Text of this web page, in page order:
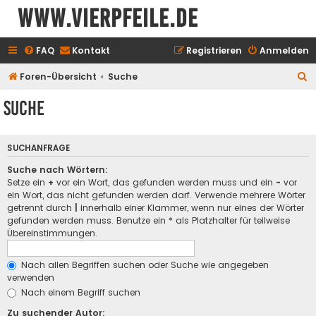
www.vierpfeile.de
FAQ Kontakt Anmelden
Registrieren
Foren-Übersicht Suche
Suche
SUCHANFRAGE
Suche nach Wörtern:
Setze ein + vor ein Wort, das gefunden werden muss und ein - vor
ein Wort, das nicht gefunden werden darf. Verwende mehrere Wörter
getrennt durch
innerhalb einer Klammer, wenn nur eines der Wörter
gefunden werden muss. Benutze ein * als Platzhalter für teilweise
Übereinstimmungen.
Nach allen Begriffen suchen oder Suche wie angegeben
verwenden
Nach einem Begriff suchen
Zu suchender Autor: